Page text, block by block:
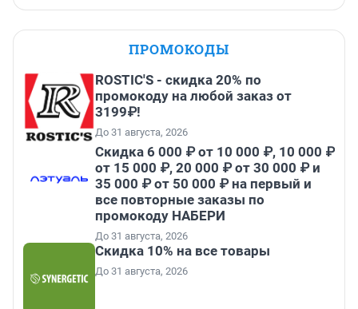
ПРОМОКОДЫ
ROSTIC'S - скидка 20% по
промокоду на любой заказ от
3199₽!
До 31 августа, 2026
Скидка 6 000 ₽ от 10 000 ₽, 10 000 ₽
от 15 000 ₽, 20 000 ₽ от 30 000 ₽ и
35 000 ₽ от 50 000 ₽ на первый и
все повторные заказы по
промокоду НАБЕРИ
До 31 августа, 2026
Скидка 10% на все товары
До 31 августа, 2026